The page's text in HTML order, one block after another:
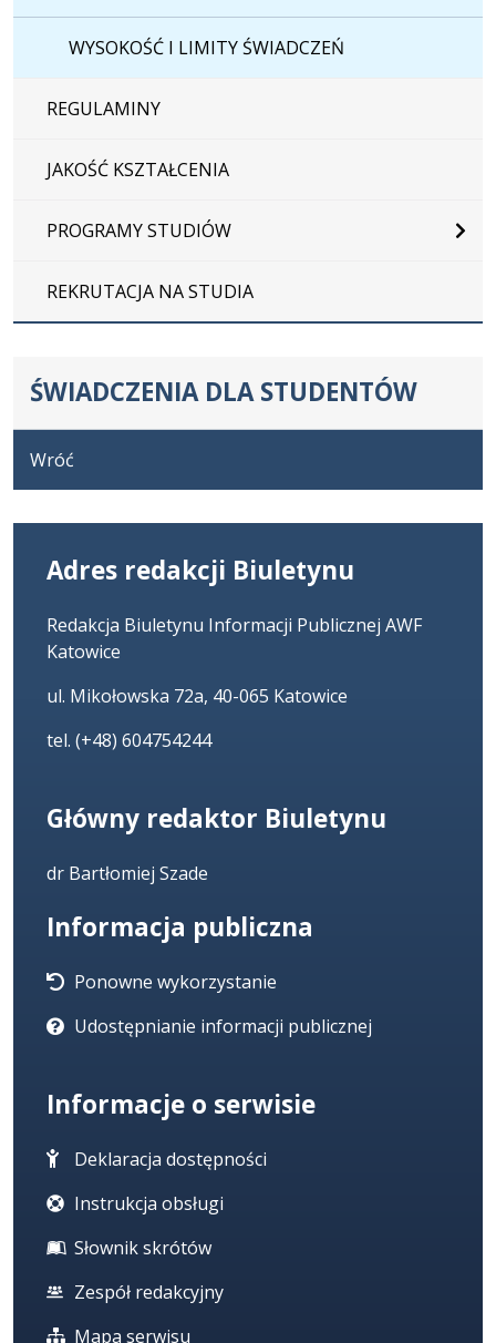
WYSOKOŚĆ I LIMITY ŚWIADCZEŃ
REGULAMINY
JAKOŚĆ KSZTAŁCENIA
PROGRAMY STUDIÓW
REKRUTACJA NA STUDIA
ŚWIADCZENIA DLA STUDENTÓW
Wróć
Adres redakcji Biuletynu
Redakcja Biuletynu Informacji Publicznej AWF
Katowice
ul. Mikołowska 72a, 40-065 Katowice
tel. (+48) 604754244
Główny redaktor Biuletynu
dr Bartłomiej Szade
Informacja publiczna
Ponowne wykorzystanie
Udostępnianie informacji publicznej
Informacje o serwisie
Deklaracja dostępności
Instrukcja obsługi
Słownik skrótów
Zespół redakcyjny
Mapa serwisu